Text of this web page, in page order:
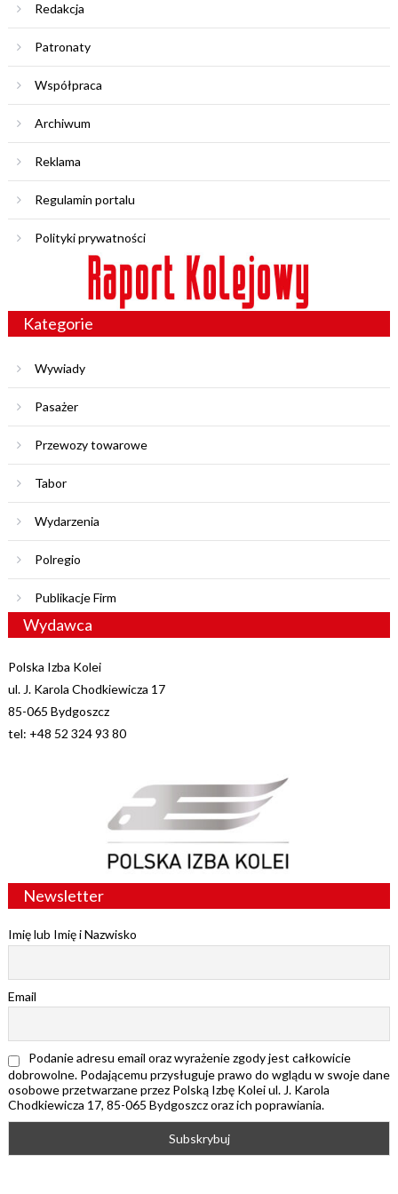
Redakcja
Patronaty
Współpraca
Archiwum
Reklama
Regulamin portalu
Polityki prywatności
Kategorie
Wywiady
Pasażer
Przewozy towarowe
Tabor
Wydarzenia
Polregio
Publikacje Firm
Wydawca
Polska Izba Kolei
ul. J. Karola Chodkiewicza 17
85-065 Bydgoszcz
tel: +48 52 324 93 80
Newsletter
Imię lub Imię i Nazwisko
Email
Podanie adresu email oraz wyrażenie zgody jest całkowicie
dobrowolne. Podającemu przysługuje prawo do wglądu w swoje dane
osobowe przetwarzane przez Polską Izbę Kolei ul. J. Karola
Chodkiewicza 17, 85-065 Bydgoszcz oraz ich poprawiania.